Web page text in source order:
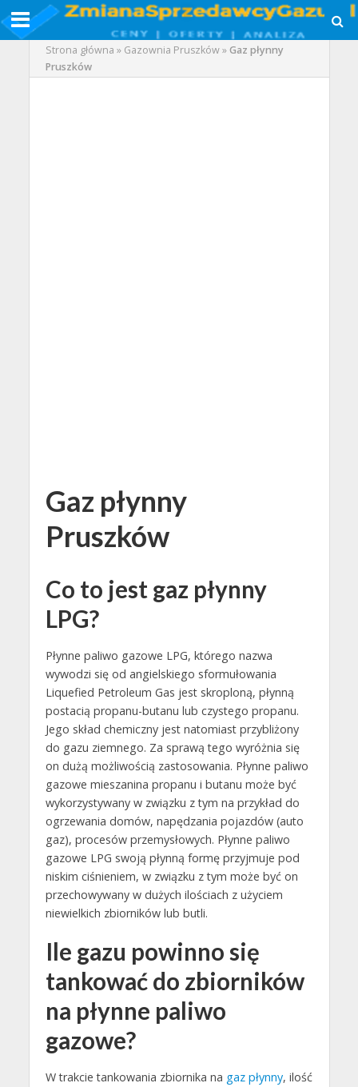
Strona główna » Gazownia Pruszków»Gaz płynny
Pruszków
Gaz płynny
Pruszków
Co to jest gaz płynny
LPG?
Płynne paliwo gazowe LPG, którego nazwa
wywodzi się od angielskiego sformułowania
Liquefied Petroleum Gas jest skroploną, płynną
postacią propanu-butanu lub czystego propanu.
Jego skład chemiczny jest natomiast przybliżony
do gazu ziemnego. Za sprawą tego wyróżnia się
on dużą możliwością zastosowania. Płynne paliwo
gazowe mieszanina propanu i butanu może być
wykorzystywany w związku z tym na przykład do
ogrzewania domów, napędzania pojazdów (auto
gaz), procesów przemysłowych. Płynne paliwo
gazowe LPG swoją płynną formę przyjmuje pod
niskim ciśnieniem, w związku z tym może być on
przechowywany w dużych ilościach z użyciem
niewielkich zbiorników lub butli.
Ile gazu powinno się
tankować do zbiorników
na płynne paliwo
gazowe?
W trakcie tankowania zbiornika na gaz płynny, ilość